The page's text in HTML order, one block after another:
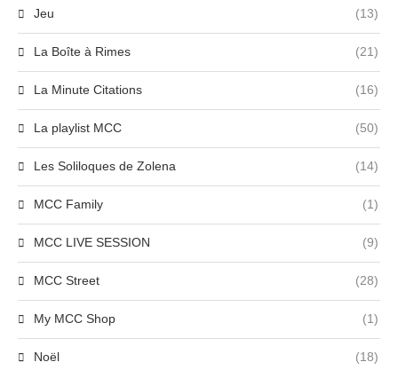
Jeu (13)
La Boîte à Rimes (21)
La Minute Citations (16)
La playlist MCC (50)
Les Soliloques de Zolena (14)
MCC Family (1)
MCC LIVE SESSION (9)
MCC Street (28)
My MCC Shop (1)
Noël (18)